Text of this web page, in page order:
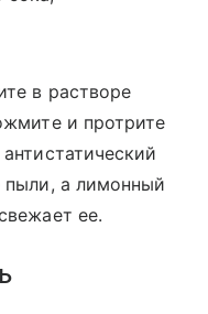
в растворе
и протрите
пыли, а лимонный
ее.